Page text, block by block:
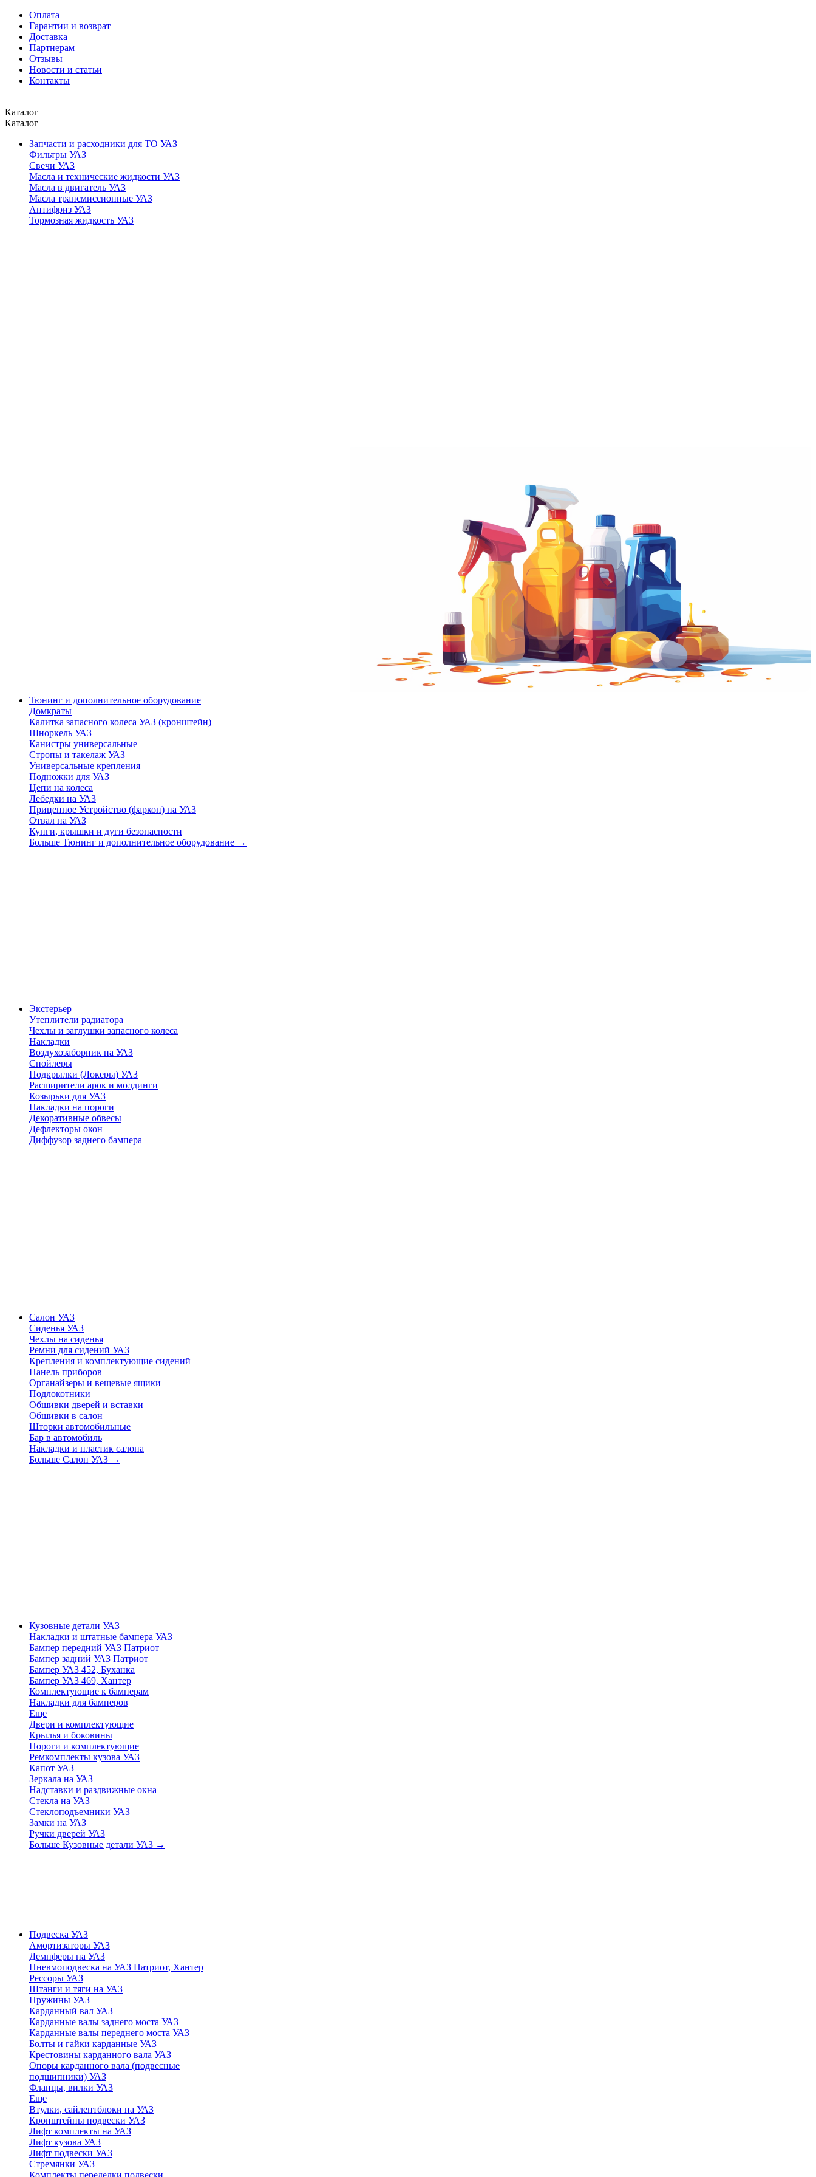
Оплата
Гарантии и возврат
Доставка
Партнерам
Отзывы
Новости и статьи
Контакты
Каталог
Каталог
Запчасти и расходники для ТО УАЗ
Фильтры УАЗ
Свечи УАЗ
Масла и технические жидкости УАЗ
Масла в двигатель УАЗ
Масла трансмиссионные УАЗ
Антифриз УАЗ
Тормозная жидкость УАЗ
Тюнинг и дополнительное оборудование
Домкраты
Калитка запасного колеса УАЗ (кронштейн)
Шноркель УАЗ
Канистры универсальные
Стропы и такелаж УАЗ
Универсальные крепления
Подножки для УАЗ
Цепи на колеса
Лебедки на УАЗ
Прицепное Устройство (фаркоп) на УАЗ
Отвал на УАЗ
Кунги, крышки и дуги безопасности
Больше Тюнинг и дополнительное оборудование →
Экстерьер
Утеплители радиатора
Чехлы и заглушки запасного колеса
Накладки
Воздухозаборник на УАЗ
Спойлеры
Подкрылки (Локеры) УАЗ
Расширители арок и молдинги
Козырьки для УАЗ
Накладки на пороги
Декоративные обвесы
Дефлекторы окон
Диффузор заднего бампера
Салон УАЗ
Сиденья УАЗ
Чехлы на сиденья
Ремни для сидений УАЗ
Крепления и комплектующие сидений
Панель приборов
Органайзеры и вещевые ящики
Подлокотники
Обшивки дверей и вставки
Обшивки в салон
Шторки автомобильные
Бар в автомобиль
Накладки и пластик салона
Больше Салон УАЗ →
Кузовные детали УАЗ
Накладки и штатные бампера УАЗ
Бампер передний УАЗ Патриот
Бампер задний УАЗ Патриот
Бампер УАЗ 452, Буханка
Бампер УАЗ 469, Хантер
Комплектующие к бамперам
Накладки для бамперов
Еще
Двери и комплектующие
Крылья и боковины
Пороги и комплектующие
Ремкомплекты кузова УАЗ
Капот УАЗ
Зеркала на УАЗ
Надставки и раздвижные окна
Стекла на УАЗ
Стеклоподъемники УАЗ
Замки на УАЗ
Ручки дверей УАЗ
Больше Кузовные детали УАЗ →
Подвеска УАЗ
Амортизаторы УАЗ
Демпферы на УАЗ
Пневмоподвеска на УАЗ Патриот, Хантер
Рессоры УАЗ
Штанги и тяги на УАЗ
Пружины УАЗ
Карданный вал УАЗ
Карданные валы заднего моста УАЗ
Карданные валы переднего моста УАЗ
Болты и гайки карданные УАЗ
Крестовины карданного вала УАЗ
Опоры карданного вала (подвесные
подшипники) УАЗ
Фланцы, вилки УАЗ
Еще
Втулки, сайлентблоки на УАЗ
Кронштейны подвески УАЗ
Лифт комплекты на УАЗ
Лифт кузова УАЗ
Лифт подвески УАЗ
Стремянки УАЗ
Комплекты переделки подвески